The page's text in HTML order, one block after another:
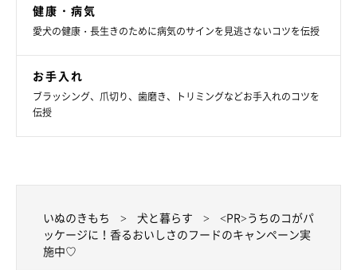
健康・病気
愛犬の健康・長生きのために病気のサインを見逃さないコツを伝授
お手入れ
ブラッシング、爪切り、歯磨き、トリミングなどお手入れのコツを
伝授
いぬのきもち 犬と暮らす
<PR>うちのコがパ
ッケージに！香るおいしさのフードのキャンペーン実
施中♡